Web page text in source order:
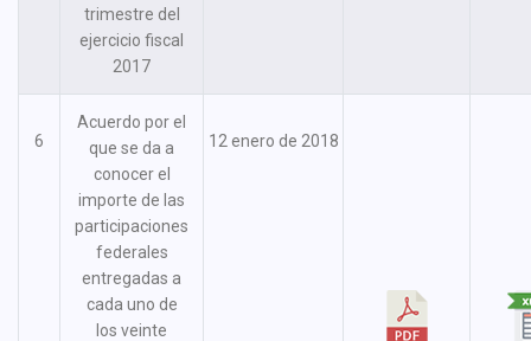
trimestre del
ejercicio fiscal
2017
6
Acuerdo por el
que se da a
conocer el
importe de las
participaciones
federales
entregadas a
cada uno de
los veinte
12 enero de 2018